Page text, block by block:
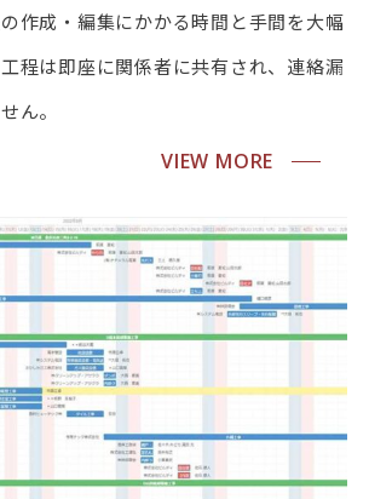
作成・編集にかかる時間と手間を大幅
程は即座に関係者に共有され、連絡漏
ん。
VIEW MORE